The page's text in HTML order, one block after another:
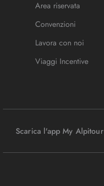
Area riservata
Convenzioni
Lavora con noi
Viaggi Incentive
Scarica l'app My